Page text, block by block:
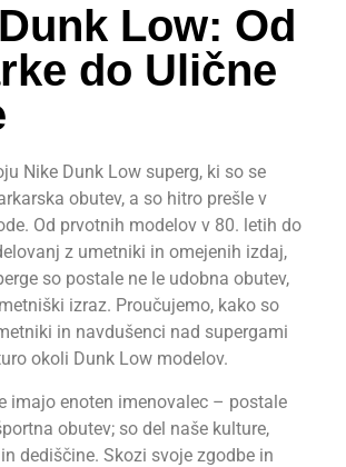
Low: Od
do Ulične
Nike Dunk Low superg, ki so se
obutev, a so hitro prešle v
Od prvotnih modelov v 80. letih do
z umetniki in omejenih izdaj,
so postale ne le udobna obutev,
izraz. Proučujemo, kako so
in navdušenci nad supergami
okoli Dunk Low modelov.
imajo enoten imenovalec – postale
obutev; so del naše kulture,
dediščine. Skozi svoje zgodbe in